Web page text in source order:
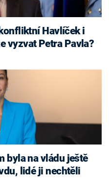
vyzvat Petra Pavla?
byla na vládu ještě
lidé ji nechtěli